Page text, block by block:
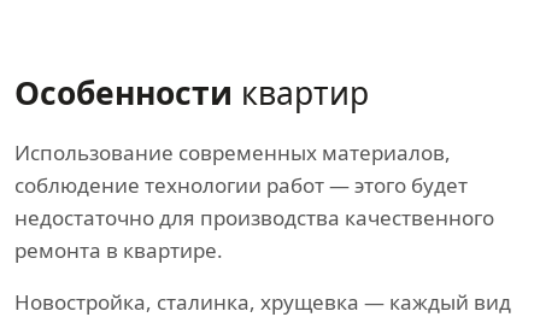
Особенности квартир
Использование современных материалов,
соблюдение технологии работ — этого будет
недостаточно для производства качественного
ремонта в квартире.
Новостройка, сталинка, хрущевка — каждый вид